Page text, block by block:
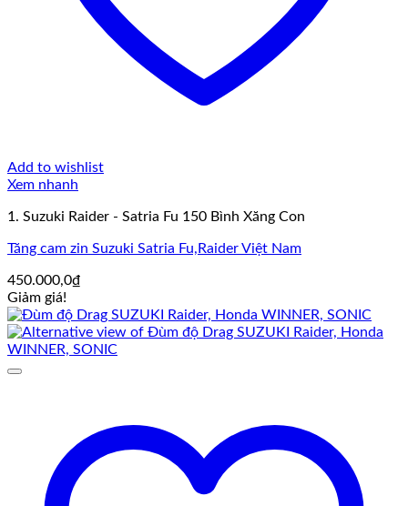
Add to wishlist
Xem nhanh
1. Suzuki Raider - Satria Fu 150 Bình Xăng Con
Tăng cam zin Suzuki Satria Fu,Raider Việt Nam
450.000,0₫
Giảm giá!